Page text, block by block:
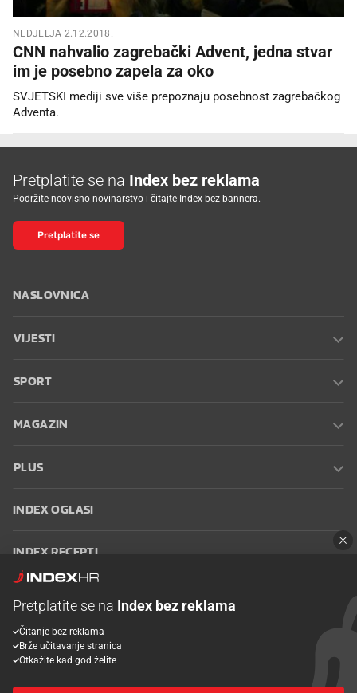
NEDJELJA 2.12.2018.
CNN nahvalio zagrebački Advent, jedna stvar
im je posebno zapela za oko
SVJETSKI mediji sve više prepoznaju posebnost zagrebačkog
Adventa.
Pretplatite se na Index bez reklama
Podržite neovisno novinarstvo i čitajte Index bez bannera.
Pretplatite se
NASLOVNICA
VIJESTI
SPORT
MAGAZIN
PLUS
INDEX OGLASI
INDEX RECEPTI
Oglašavanje Zaposli se na Indexu
korištenja
Postavke kolačića
Pretplatite se na Index bez reklama
Čitanje bez reklama
Brže učitavanje stranica
Otkažite kad god želite